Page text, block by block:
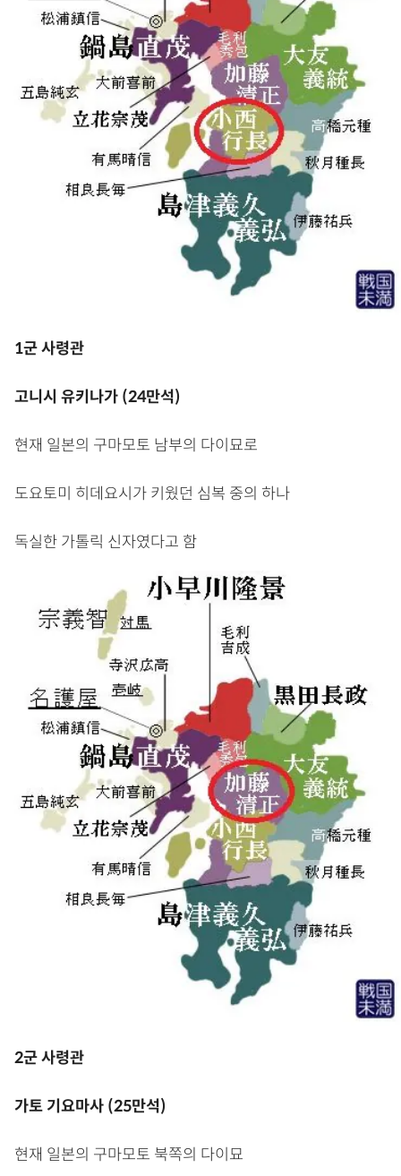
1군 사령관
고니시 유키나가 (24만석)
현재 일본의 구마모토 남부의 다이묘로
도요토미 히데요시가 키웠던 심복 중의 하나
독실한 가톨릭 신자였다고 함
2군 사령관
가토 기요마사 (25만석)
현재 일본의 구마모토 북쪽의 다이묘